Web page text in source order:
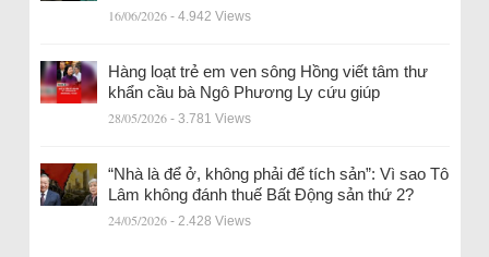
16/06/2026 - 4.942 Views
Hàng loạt trẻ em ven sông Hồng viết tâm thư
khẩn cầu bà Ngô Phương Ly cứu giúp
28/05/2026 - 3.781 Views
“Nhà là để ở, không phải để tích sản”: Vì sao Tô
Lâm không đánh thuế Bất Động sản thứ 2?
24/05/2026 - 2.428 Views